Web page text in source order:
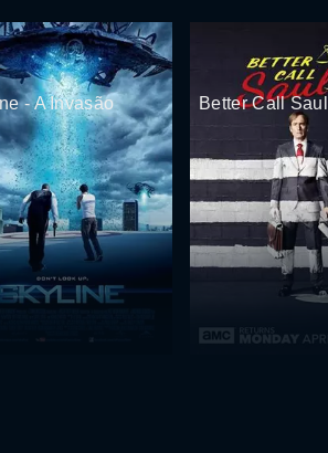
- A Invasão Better Call Saul